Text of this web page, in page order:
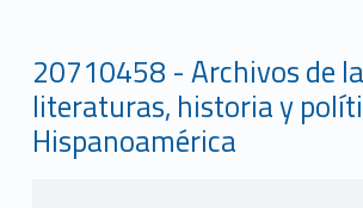
20710458 - Archivos de
literaturas, historia y
Hispanoamérica